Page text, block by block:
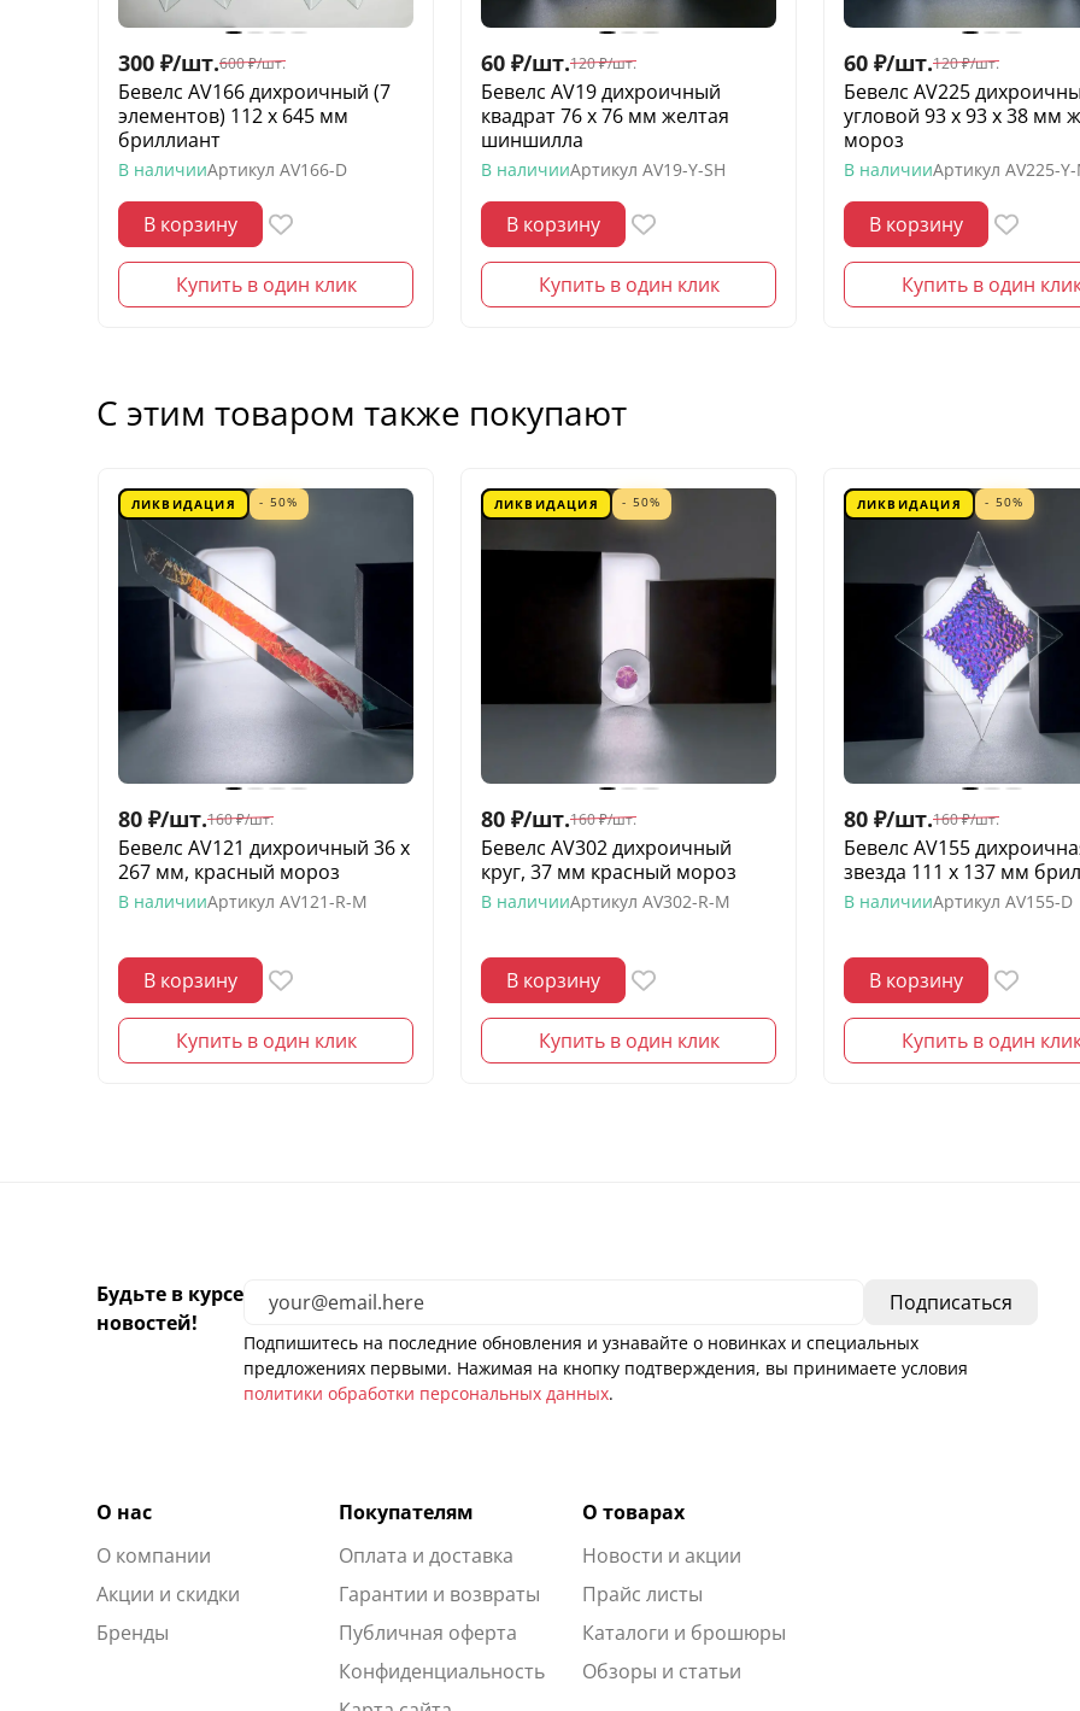
300 ₽/шт.600 ₽/шт.
Бевелс AV166 дихроичный (7
элементов) 112 х 645 мм
бриллиант
В наличииАртикул AV166-D
В корзину
Купить в один клик
60 ₽/шт.120 ₽/шт.
Бевелс AV19 дихроичный
квадрат 76 х 76 мм желтая
шиншилла
В наличииАртикул AV19-Y-SH
В корзину
Купить в один клик
60 ₽/шт.120 ₽/шт.
Бевелс AV225
угловой 93 х 93 х 38 мм
мороз
В наличииАртикул AV225-
В корзину
Купить в один
С этим товаром также покупают
ЛИКВИДАЦИЯ - 50%
80 ₽/шт.160 ₽/шт.
Бевелс AV121 дихроичный 36 х
267 мм, красный мороз
В наличииАртикул AV121-R-M
В корзину
Купить в один клик
ЛИКВИДАЦИЯ - 50%
80 ₽/шт.160 ₽/шт.
Бевелс AV302 дихроичный
круг, 37 мм красный мороз
В наличииАртикул AV302-R-M
В корзину
Купить в один клик
ЛИКВИДАЦИЯ - 50%
80 ₽/шт.160 ₽/шт.
Бевелс AV155
звезда 111 х 137 мм
В наличииАртикул AV155-D
В корзину
Купить в один
Будьте в курсе
новостей!
Подпишитесь на последние обновления и узнавайте о новинках и специальных
предложениях первыми. Нажимая на кнопку подтверждения, вы принимаете условия
политики обработки персональных данных.
О нас
О компании
Акции и скидки
Бренды
Покупателям
Оплата и доставка
Гарантии и возвраты
Публичная оферта
Конфиденциальность
О товарах
Новости и акции
Прайс листы
Каталоги и брошюры
Обзоры и статьи